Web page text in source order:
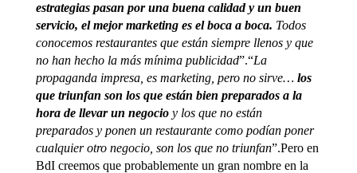
estrategias pasan por una buena calidad y un buen
servicio, el mejor marketing es el boca a boca. Todos
conocemos restaurantes que están siempre llenos y que
no han hecho la más mínima publicidad”.“La
propaganda impresa, es marketing, pero no sirve… los
que triunfan son los que están bien preparados a la
hora de llevar un negocio y los que no están
preparados y ponen un restaurante como podían poner
cualquier otro negocio, son los que no triunfan”.Pero en
BdI creemos que probablemente un gran nombre en la